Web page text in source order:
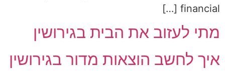
financial […]
מתי לעזוב את הבית בגירושין
איך לחשב הוצאות מדור בגירושין